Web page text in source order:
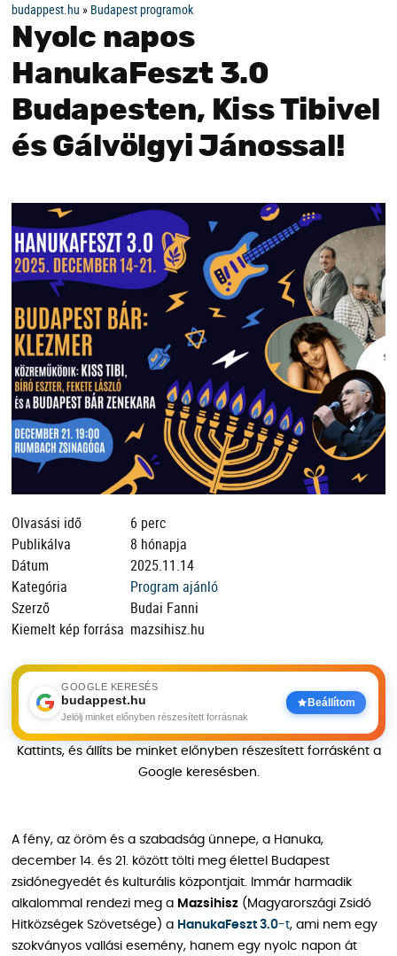
budappest.hu » Budapest programok
Nyolc napos
HanukaFeszt 3.0
Budapesten, Kiss Tibivel
és Gálvölgyi Jánossal!
Olvasási idő
6 perc
Publikálva
8 hónapja
Dátum
2025.11.14
Kategória
Program ajánló
Szerző
Budai Fanni
Kiemelt kép forrása mazsihisz.hu
GOOGLE KERESÉS
budappest.hu
Jelölj minket előnyben részesített forrásnak
Beállítom
Kattints, és állíts be minket előnyben részesített forrásként a
Google keresésben.
A fény, az öröm és a szabadság ünnepe, a Hanuka,
december 14. és 21. között tölti meg élettel Budapest
zsidónegyedét és kulturális központjait. Immár harmadik
alkalommal rendezi meg a Mazsihisz (Magyarországi Zsidó
Hitközségek Szövetsége) a HanukaFeszt 3.0-t, ami nem egy
szokványos vallási esemény, hanem egy nyolc napon át